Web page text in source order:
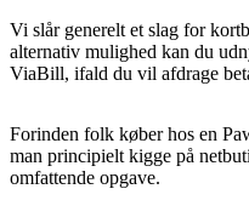
Vi slår generelt et slag for
alternativ mulighed kan du
ViaBill, ifald du vil afdrage
Forinden folk køber hos en
man principielt kigge på
omfattende opgave.